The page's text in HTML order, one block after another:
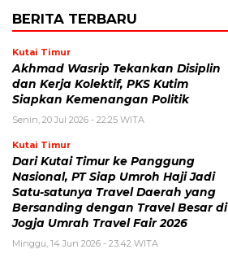
BERITA TERBARU
Kutai Timur
Akhmad Wasrip Tekankan Disiplin
dan Kerja Kolektif, PKS Kutim
Siapkan Kemenangan Politik
Senin, 20 Jul 2026 - 22:25 WITA
Kutai Timur
Dari Kutai Timur ke Panggung
Nasional, PT Siap Umroh Haji Jadi
Satu-satunya Travel Daerah yang
Bersanding dengan Travel Besar di
Jogja Umrah Travel Fair 2026
Minggu, 14 Jun 2026 - 23:42 WITA